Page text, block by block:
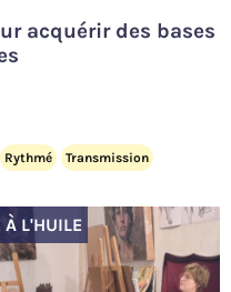
acquérir des bases
Rythmé Transmission
À L'HUILE